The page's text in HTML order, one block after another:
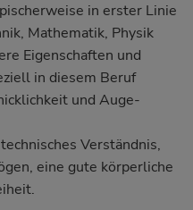
in erster Linie
Mathematik, Physik
Eigenschaften und
in diesem Beruf
und Auge-
Verständnis,
eine gute körperliche